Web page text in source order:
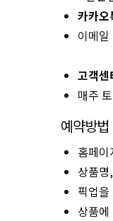
카카오
이메
고객센
매주
예약방법
홈페
상품
픽업
상품